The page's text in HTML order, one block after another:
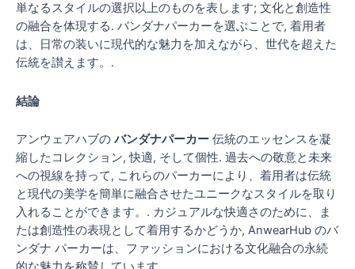
単なるスタイルの選択以上のものを表します; 文化と創造性
の融合を体現する. バンダナパーカーを選ぶことで, 着用者
は、日常の装いに現代的な魅力を加えながら、世代を超えた
伝統を讃えます。.
結論
アンウェアハブの バンダナパーカー 伝統のエッセンスを凝
縮したコレクション, 快適, そして個性. 過去への敬意と未来
への視線を持って, これらのパーカーにより、着用者は伝統
と現代の美学を簡単に融合させたユニークなスタイルを取り
入れることができます。. カジュアルな快適さのために、ま
たは創造性の表現として着用するかどうか, AnwearHub のバ
ンダナ パーカーは、ファッションにおける文化融合の永続